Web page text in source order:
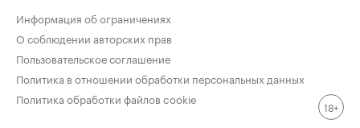
Информация об ограничениях
О соблюдении авторских прав
Пользовательское соглашение
Политика в отношении обработки персональных данных
Политика обработки файлов cookie
18+